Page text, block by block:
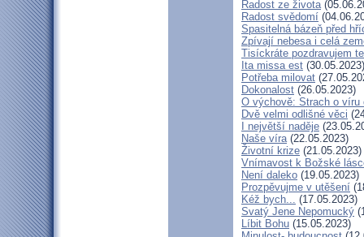
Radost ze života
Radost svědomí
Spasitelná bázeň před
Zpívají nebesa i celá
Tisíckráte pozdravujem
Ita missa est (30.05.2023)
Potřeba milovat
Dokonalost (26.05.2023)
O výchově: Strach o víru
Dvě velmi odlišné věci
I největší naděje
Naše víra(22.05.2023)
Životní krize (21.05.2023)
Vnímavost k Božské
Není daleko (19.05.2023)
Prozpěvujme v utěšení
Kéž bych... (17.05.2023)
Svatý Jene Nepomucký
Líbit Bohu (15.05.2023)